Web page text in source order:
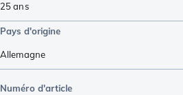
25 ans
Pays d'origine
Allemagne
Numéro d'article